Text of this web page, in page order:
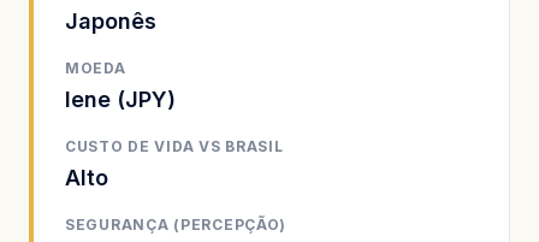
Japonês
MOEDA
Iene (JPY)
CUSTO DE VIDA VS BRASIL
Alto
SEGURANÇA (PERCEPÇÃO)